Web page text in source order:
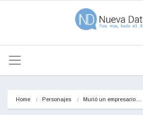
Home Personajes Murió un empresario…